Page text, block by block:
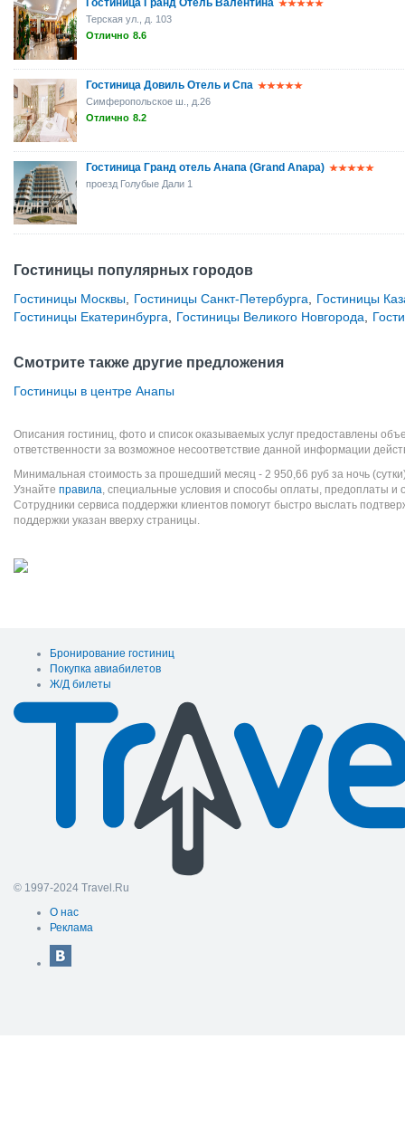
Гостиница Гранд Отель Валентина
Терская ул., д. 103
Отлично 8.6
Гостиница Довиль Отель и Спа
Симферопольское ш., д.26
Отлично 8.2
Гостиница Гранд отель Анапа (Grand Anapa)
проезд Голубые Дали 1
Гостиницы популярных городов
Гостиницы Москвы Гостиницы Санкт-Петербурга
Гостиницы
Гостиницы Екатеринбурга
Гостиницы Великого Новгорода
Смотрите также другие предложения
Гостиницы в центре Анапы
Описания гостиниц, фото и список оказываемых услуг предоставлены
ответственности за возможное несоответствие данной информации
Минимальная стоимость за прошедший месяц - 2 950,66 руб за ночь
Узнайте правила, специальные условия и способы оплаты, предоплаты и
Сотрудники сервиса поддержки клиентов помогут быстро выслать
поддержки указан вверху страницы.
Бронирование гостиниц
Покупка авиабилетов
Ж/Д билеты
© 1997-2024 Travel.Ru
О нас
Реклама